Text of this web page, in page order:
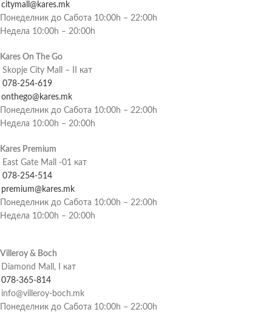
citymall@kares.mk
Понеделник до Сабота 10:00h – 22:00h
Недела 10:00h – 20:00h
Kares On The Go
Skopje City Mall – II кат
078-254-619
onthego@kares.mk
Понеделник до Сабота 10:00h – 22:00h
Недела 10:00h – 20:00h
Kares Premium
East Gate Mall -01 кат
078-254-514
premium@kares.mk
Понеделник до Сабота 10:00h – 22:00h
Недела 10:00h – 20:00h
Villeroy & Boch
Diamond Mall, I кат
078-365-814
info@villeroy-boch.mk
Понеделник до Сабота 10:00h – 22:00h